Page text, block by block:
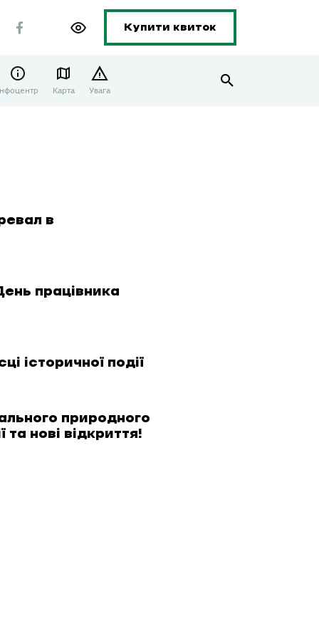
Купити квиток
Карта Увага
в
працівника
історичної події
природного
нові відкриття!